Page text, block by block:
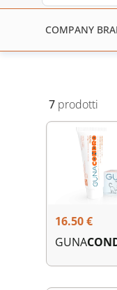
COMPANY
7 prodotti
16.50€
GUNA